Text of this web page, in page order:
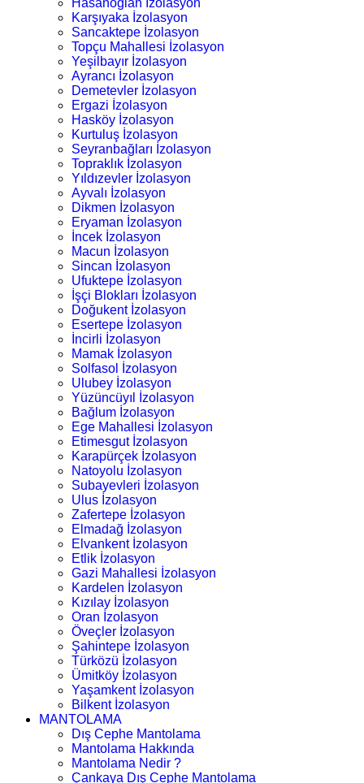
Karşıyaka İzolasyon
Sancaktepe İzolasyon
Topçu Mahallesi İzolasyon
Yeşilbayır İzolasyon
Ayrancı İzolasyon
Demetevler İzolasyon
Ergazi İzolasyon
Hasköy İzolasyon
Kurtuluş İzolasyon
Seyranbağları İzolasyon
Topraklık İzolasyon
Yıldızevler İzolasyon
Ayvalı İzolasyon
Dikmen İzolasyon
Eryaman İzolasyon
İncek İzolasyon
Macun İzolasyon
Sincan İzolasyon
Ufuktepe İzolasyon
İşçi Blokları İzolasyon
Doğukent İzolasyon
Esertepe İzolasyon
İncirli İzolasyon
Mamak İzolasyon
Solfasol İzolasyon
Ulubey İzolasyon
Yüzüncüyıl İzolasyon
Bağlum İzolasyon
Ege Mahallesi İzolasyon
Etimesgut İzolasyon
Karapürçek İzolasyon
Natoyolu İzolasyon
Subayevleri İzolasyon
Ulus İzolasyon
Zafertepe İzolasyon
Elmadağ İzolasyon
Elvankent İzolasyon
Etlik İzolasyon
Gazi Mahallesi İzolasyon
Kardelen İzolasyon
Kızılay İzolasyon
Oran İzolasyon
Öveçler İzolasyon
Şahintepe İzolasyon
Türközü İzolasyon
Ümitköy İzolasyon
Yaşamkent İzolasyon
Bilkent İzolasyon
MANTOLAMA
Dış Cephe Mantolama
Mantolama Hakkında
Mantolama Nedir ?
Çankaya Dış Cephe Mantolama